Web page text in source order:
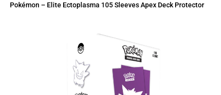
Pokémon – Elite Ectoplasma 105 Sleeves Apex Deck Protector